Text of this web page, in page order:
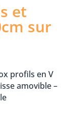
et
sur
profils en V
amovible –